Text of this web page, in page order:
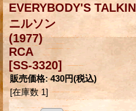
EVERYBODY'S
ニルソン
(1977)
RCA
[SS-3320]
販売価格: 430円(税込)
[在庫数 1]